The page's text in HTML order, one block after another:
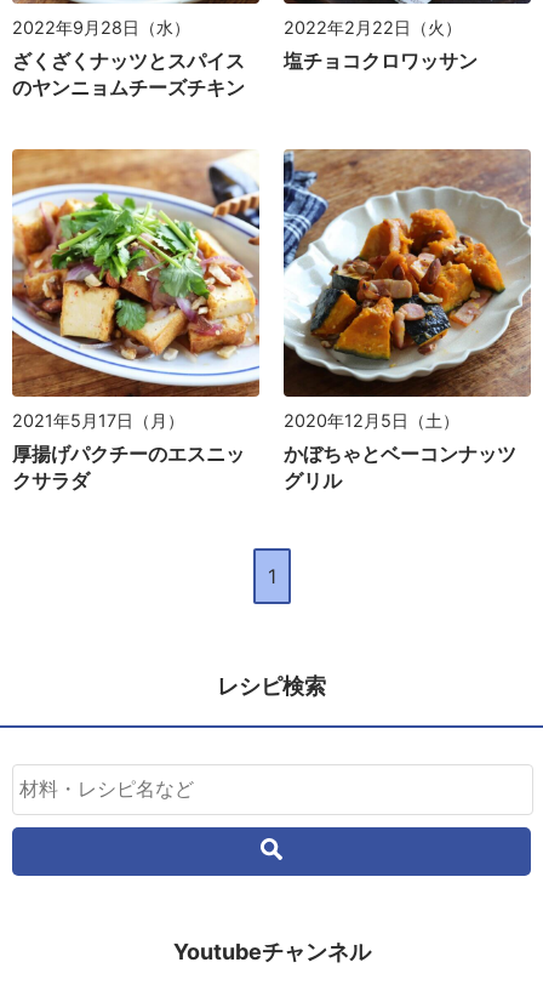
2022年9月28日（水）
ざくざくナッツとスパイス
のヤンニョムチーズチキン
2022年2月22日（火）
塩チョコクロワッサン
2021年5月17日（月）
厚揚げパクチーのエスニッ
クサラダ
2020年12月5日（土）
かぼちゃとベーコンナッツ
グリル
1
レシピ検索
Youtubeチャンネル